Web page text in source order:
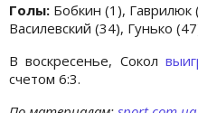
Голы: Бобкин (1), Гаврилюк
Василевский (34), Гунько
В воскресенье, Сокол
счетом 6:3.